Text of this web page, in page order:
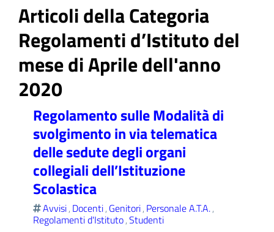
Articoli della Categoria
Regolamenti d’Istituto del
mese di Aprile dell'anno
2020
Regolamento sulle Modalità di
svolgimento in via telematica
delle sedute degli organi
collegiali dell’Istituzione
Scolastica
Avvisi, Docenti, Genitori, Personale A.T.A.,
Regolamenti d'Istituto,Studenti